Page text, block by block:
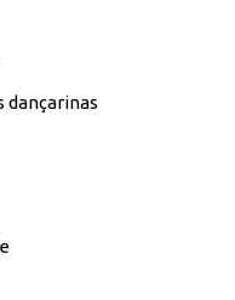
dançarinas